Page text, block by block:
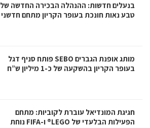
בנעלים חדשות: ההנהלה הבכירה החדשה של
טבע נאות חונכת בעופר הקריון מתחם חדשני
מותג אופנת הגברים SEBO פותח סניף דגל
בעופר הקריון בהשקעה של כ-1 מיליון ש”ח
חגיגת המונדיאל עוברת לקוביות: מתחם
הפעילות הבלעדי של LEGO® ו-FIFA נוחת